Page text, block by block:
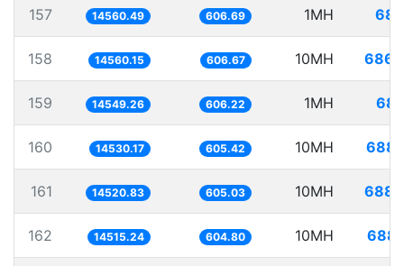
157 14560.49 606.69 1MH
158 14560.15 606.67 10MH
159 14549.26 606.22 1MH
160 14530.17 605.42 10MH
161 14520.83 605.03 10MH
162 14515.24 604.80 10MH